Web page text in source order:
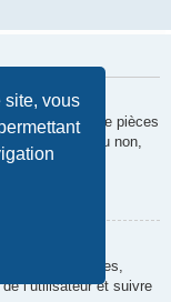
site, vous
?
types de pièces
est autorisé ou non,
forum.
?
avez transférées,
l’utilisateur et suivre